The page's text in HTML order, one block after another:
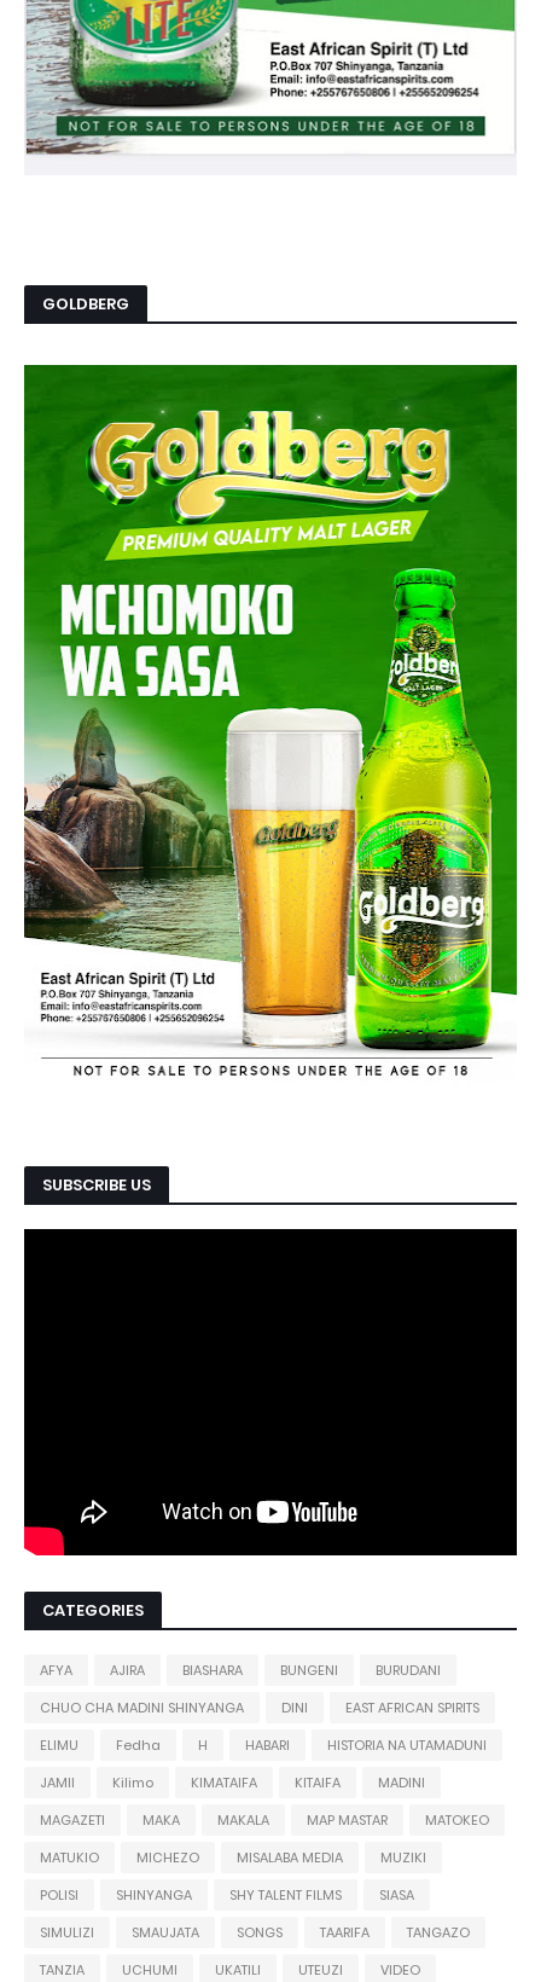
GOLDBERG
SUBSCRIBE US
CATEGORIES
AFYA AJIRA BIASHARA BUNGENI
BURUDANI
CHUO CHA MADINI SHINYANGA
DINI
EAST AFRICAN SPIRITS
ELIMU
Fedha H HABARI
HISTORIA NA UTAMADUNI
JAMII
Kilimo KIMATAIFA KITAIFA
MADINI
MAGAZETI
MAKA MAKALA MAP MASTAR
MATOKEO
MATUKIO
MICHEZO MISALABA MEDIA
MUZIKI
POLISI
SHINYANGA SHY TALENT FILMS
SIASA
SIMULIZI
SMAUJATA SONGS TAARIFA
TANGAZO
TANZIA
UCHUMI UKATILI UTEUZI
VIDEO